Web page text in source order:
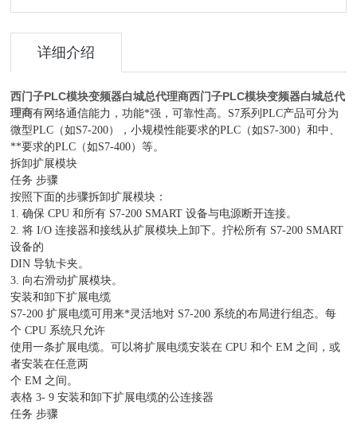
详细介绍
西门子PLC模块变频器白城总代理商西门子PLC模块变频器白城总代
理商有网络通信能力，功能*强，可靠性高。S7系列PLC产品可分为
微型PLC（如S7-200），小规模性能要求的PLC（如S7-300）和中、
**要求的PLC（如S7-400）等。
拆卸扩展模块
任务 步骤
按照下面的步骤拆卸扩展模块：
1. 确保 CPU 和所有 S7-200 SMART 设备与电源断开连接。
2. 将 I/O 连接器和接线从扩展模块上卸下。拧松所有 S7-200 SMART
设备的
DIN 导轨卡夹。
3. 向右滑动扩展模块。
安装和卸下扩展电缆
S7-200 扩展电缆可用来*灵活地对 S7-200 系统的布局进行组态。每
个 CPU 系统只允许
使用一条扩展电缆。可以将扩展电缆安装在 CPU 和个 EM 之间，或
者安装在任意两
个 EM 之间。
表格 3- 9 安装和卸下扩展电缆的公连接器
任务 步骤